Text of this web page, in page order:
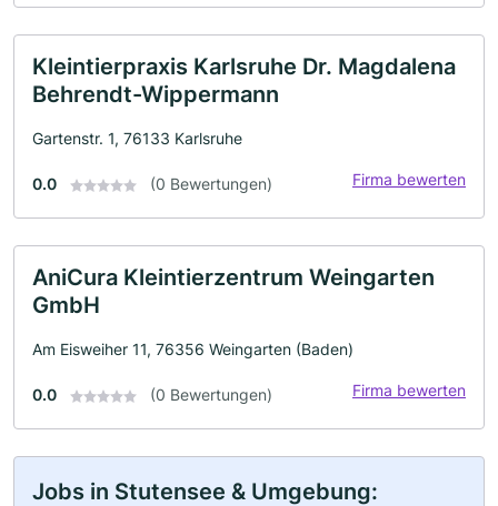
Kleintierpraxis Karlsruhe Dr. Magdalena
Behrendt-Wippermann
Gartenstr. 1, 76133 Karlsruhe
0.0 (0 Bewertungen) Firma bewerten
AniCura Kleintierzentrum Weingarten
GmbH
Am Eisweiher 11, 76356 Weingarten (Baden)
0.0 (0 Bewertungen) Firma bewerten
Jobs in Stutensee & Umgebung: